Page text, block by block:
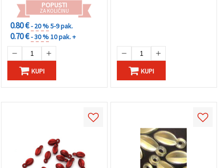
POPUSTI
ZA KOLIČINU
0.80 €- 20 %5-9 pak.
0.70 €- 30 %10 pak. +
KUPI KUPI